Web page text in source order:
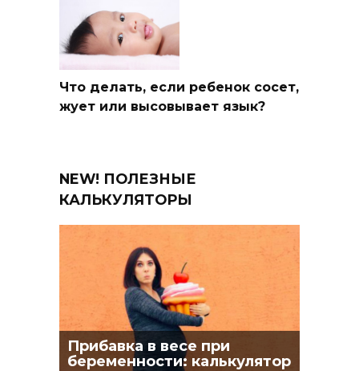
Что делать, если ребенок сосет,
жует или высовывает язык?
NEW! ПОЛЕЗНЫЕ
КАЛЬКУЛЯТОРЫ
Прибавка в весе при
беременности: калькулятор